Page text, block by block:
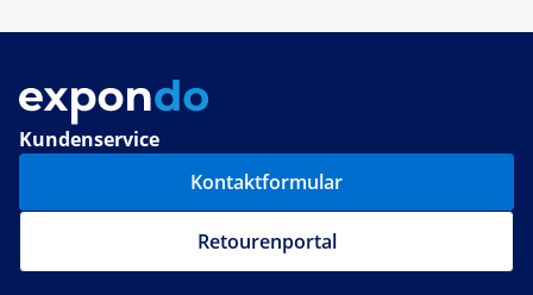
Kundenservice
Kontaktformular
Retourenportal